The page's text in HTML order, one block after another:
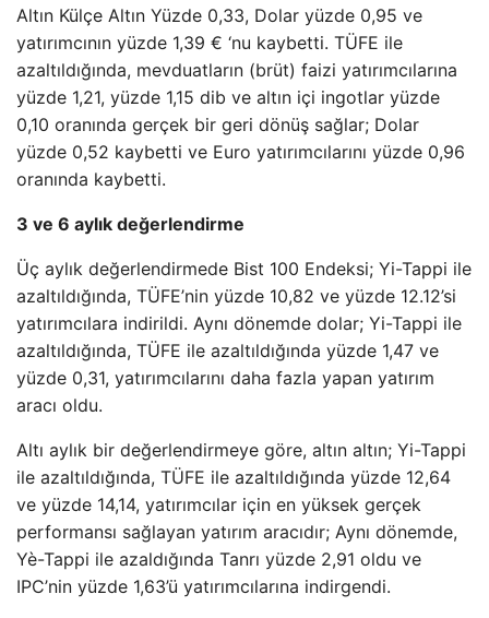
Altın Külçe Altın Yüzde 0,33, Dolar yüzde 0,95 ve
yatırımcının yüzde 1,39 € ‘nu kaybetti. TÜFE ile
azaltıldığında, mevduatların (brüt) faizi yatırımcılarına
yüzde 1,21, yüzde 1,15 dib ve altın içi ingotlar yüzde
0,10 oranında gerçek bir geri dönüş sağlar; Dolar
yüzde 0,52 kaybetti ve Euro yatırımcılarını yüzde 0,96
oranında kaybetti.
3 ve 6 aylık değerlendirme
Üç aylık değerlendirmede Bist 100 Endeksi; Yi-Tappi ile
azaltıldığında, TÜFE’nin yüzde 10,82 ve yüzde 12.12’si
yatırımcılara indirildi. Aynı dönemde dolar; Yi-Tappi ile
azaltıldığında, TÜFE ile azaltıldığında yüzde 1,47 ve
yüzde 0,31, yatırımcılarını daha fazla yapan yatırım
aracı oldu.
Altı aylık bir değerlendirmeye göre, altın altın; Yi-Tappi
ile azaltıldığında, TÜFE ile azaltıldığında yüzde 12,64
ve yüzde 14,14, yatırımcılar için en yüksek gerçek
performansı sağlayan yatırım aracıdır; Aynı dönemde,
Yè-Tappi ile azaldığında Tanrı yüzde 2,91 oldu ve
IPC’nin yüzde 1,63’ü yatırımcılarına indirgendi.